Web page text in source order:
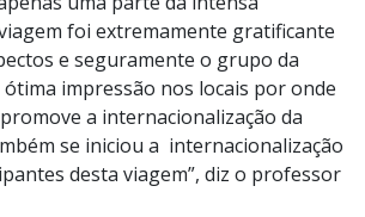
foi extremamente gratificante
e seguramente o grupo da
ótima impressão nos locais por onde
a internacionalização da
se iniciou a internacionalização
desta viagem”, diz o professor